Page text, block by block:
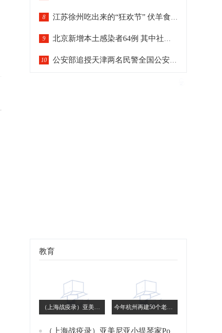
8 江苏徐州吃出来的“狂欢节” 伏羊食俗晋级“国家队”
9 北京新增本土感染者64例 其中社会面筛查2例
10 公安部追授天津两名民警全国公安系统二级英雄模范
教育
（上海战疫录）亚美尼亚小提琴家Poghosyan：我是长了外国脸的上海人 今年杭州再建50个老年友好型社区 提升服务便利可及性
（上海战疫录）亚美尼亚小提琴家Poghosyan：我是长了外国脸的上海人